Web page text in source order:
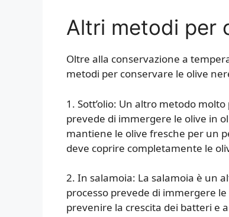
Altri metodi per
Oltre alla conservazione a
metodi per conservare le olive
1. Sott’olio: Un altro metodo
prevede di immergere le olive in
mantiene le olive fresche per un
deve coprire completamente le
2. In salamoia: La salamoia è un
processo prevede di immergere
prevenire la crescita dei batteri e